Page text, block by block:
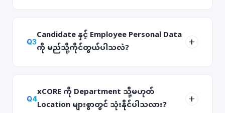
Q3Candidate နှင့် Employee Personal Data
ကို မည်သို့ကိုင်တွယ်ပါသလဲ?
Q4xCORE ကို Department သို့မဟုတ်
Location များစွာတွင် သုံးနိုင်ပါသလား?